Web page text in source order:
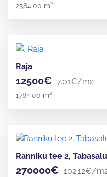
2584.00 m²
Raja
12500€ 7.01€/m2
1784.00 m²
Ranniku tee 2, Tabasalu
270000€ 102.12€/